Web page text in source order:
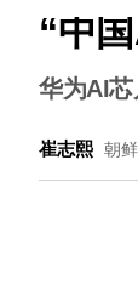
“中
华为AI
崔志熙 朝